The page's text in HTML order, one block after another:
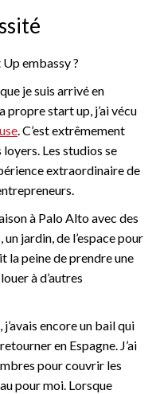
embassy ?
je suis arrivé en
propre start up, j’ai vécu
. C’est extrêmement
Les studios se
extraordinaire de
à Palo Alto avec des
jardin, de l’espace pour
la peine de prendre une
à d’autres
encore un bail qui
en Espagne. J’ai
pour couvrir les
pour moi. Lorsque